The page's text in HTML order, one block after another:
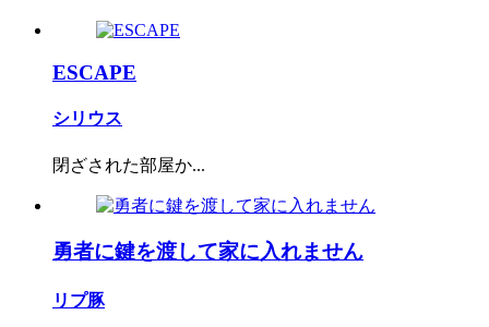
ESCAPE
シリウス
閉ざされた部屋か...
勇者に鍵を渡して家に入れません
リプ豚